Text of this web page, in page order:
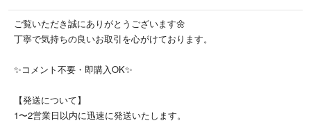
ご覧いただき誠にありがとうございます🌼
丁寧で気持ちの良いお取引を心がけております。
✨コメント不要・即購入OK✨
【発送について】
1〜2営業日以内に迅速に発送いたします。